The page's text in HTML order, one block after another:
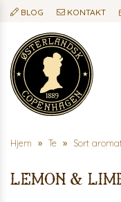
BLOG KONTAKT
Hjem Te Sort
Lemon &